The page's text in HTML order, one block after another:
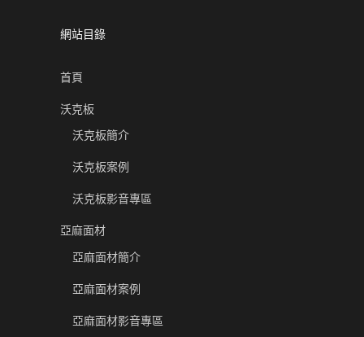
網站目錄
首頁
沃克板
沃克板簡介
沃克板案例
沃克板影音專區
亞麻面材
亞麻面材簡介
亞麻面材案例
亞麻面材影音專區